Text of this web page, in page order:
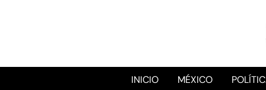
INICIO MÉXICO